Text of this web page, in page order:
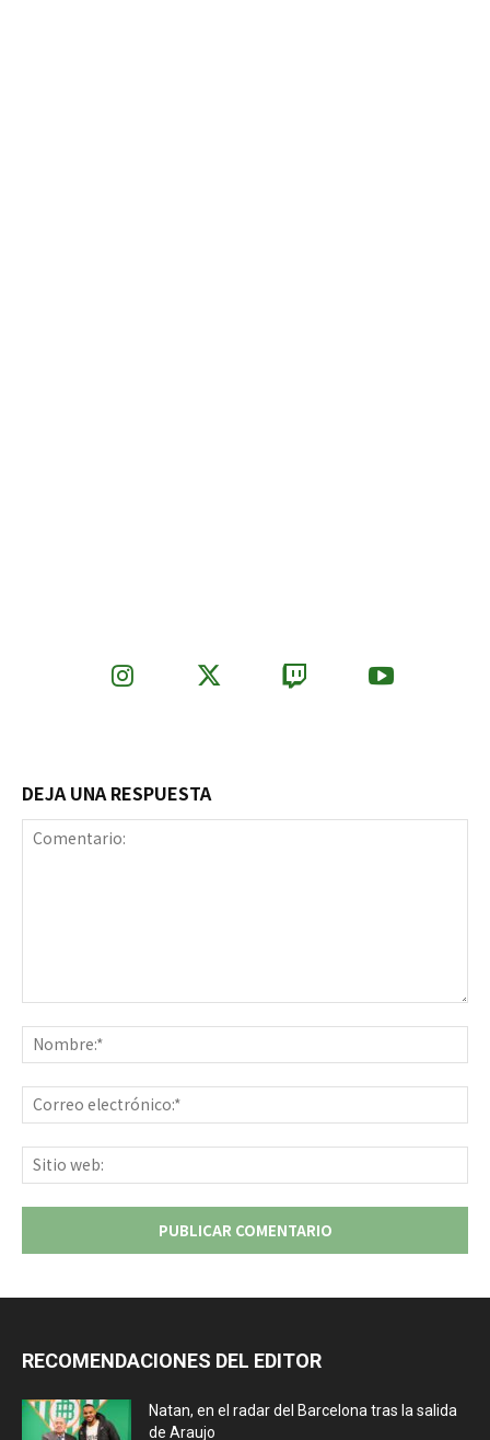
DEJA UNA RESPUESTA
RECOMENDACIONES DEL EDITOR
Natan, en el radar del Barcelona tras la salida
de Araujo